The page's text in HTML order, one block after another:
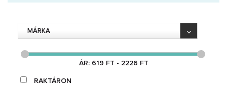
RAKTÁRON
MÁRKA
ÁR: 619 FT - 2226 FT